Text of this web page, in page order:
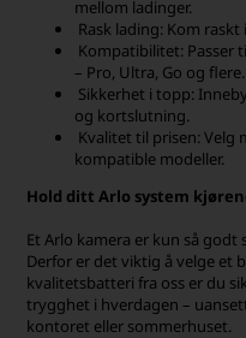
mellom ladinger.
Rask lading: Kom
Kompatibilitet: Passer
– Pro, Ultra, Go og flere.
Sikkerhet i topp:
og kortslutning.
Kvalitet til prisen: Velg
kompatible modeller.
Hold ditt Arlo system
Et Arlo kamera er kun så
Derfor er det viktig å velge et
kvalitetsbatteri fra oss er du
trygghet i hverdagen –
kontoret eller sommerhuset.